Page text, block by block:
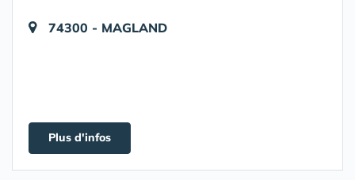
74300 - MAGLAND
Plus d'infos